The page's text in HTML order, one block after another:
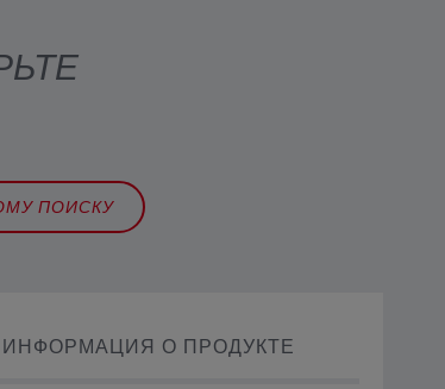
ПОИСКУ
ИНФОРМАЦИЯ О ПРОДУКТЕ